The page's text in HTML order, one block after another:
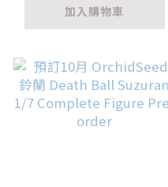
Illustrated by
Mataro 魔太郎
1/6 Complete
Figure Pre-order
加入購物車